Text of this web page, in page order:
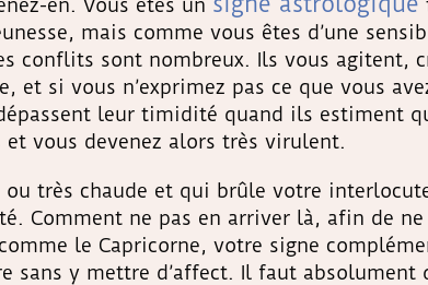
en. Vous êtes un
mais comme vous êtes d’une
conflits sont nombreux. Ils vous agitent,
et si vous n’exprimez pas ce que vous
leur timidité quand ils estiment
et vous devenez alors très virulent.
très chaude et qui brûle votre
Comment ne pas en arriver là, afin de
le Capricorne, votre signe
sans y mettre d’affect. Il faut absolument